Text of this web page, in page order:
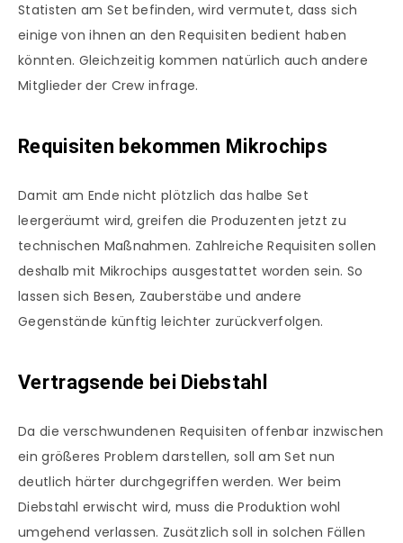
Statisten am Set befinden, wird vermutet, dass sich
einige von ihnen an den Requisiten bedient haben
könnten. Gleichzeitig kommen natürlich auch andere
Mitglieder der Crew infrage.
Requisiten bekommen Mikrochips
Damit am Ende nicht plötzlich das halbe Set
leergeräumt wird, greifen die Produzenten jetzt zu
technischen Maßnahmen. Zahlreiche Requisiten sollen
deshalb mit Mikrochips ausgestattet worden sein. So
lassen sich Besen, Zauberstäbe und andere
Gegenstände künftig leichter zurückverfolgen.
Vertragsende bei Diebstahl
Da die verschwundenen Requisiten offenbar inzwischen
ein größeres Problem darstellen, soll am Set nun
deutlich härter durchgegriffen werden. Wer beim
Diebstahl erwischt wird, muss die Produktion wohl
umgehend verlassen. Zusätzlich soll in solchen Fällen